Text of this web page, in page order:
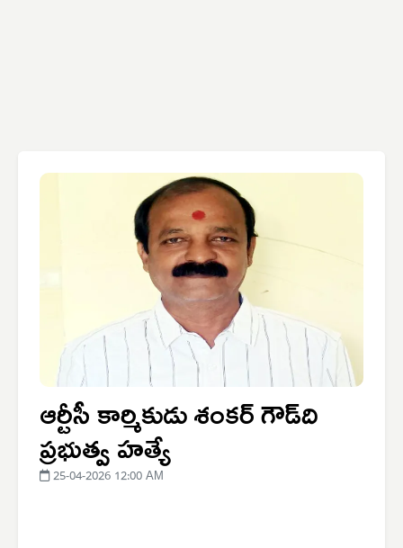
ఆర్టీసీ కార్మికుడు శంకర్ గౌడ్‌ది
ప్రభుత్వ హత్యే
25-04-2026 12:00 AM